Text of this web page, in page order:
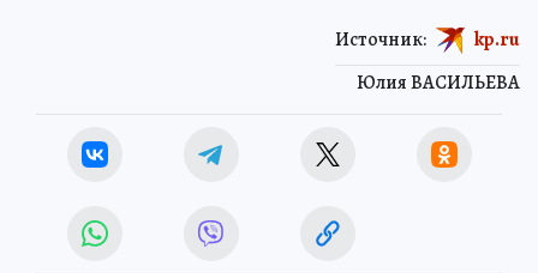
Юлия ВАСИЛЬЕВА
Источник: kp.ru